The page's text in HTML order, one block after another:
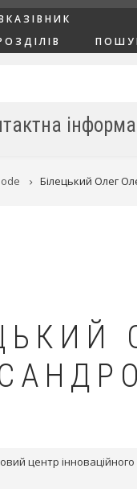
Білецький Олег
центр інноваційного